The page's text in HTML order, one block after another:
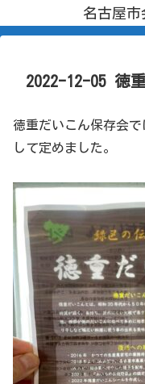
名古屋
2022-12-05 徳
徳重だいこん保存会
して定めました。